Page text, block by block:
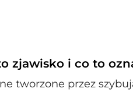
zjawisko i co to
tworzone przez